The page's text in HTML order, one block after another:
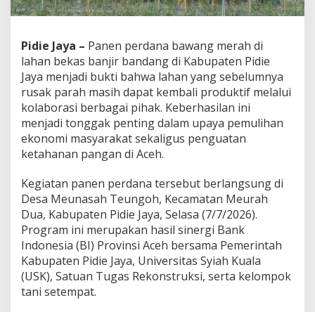
a
n
n
P
d
a
n
a
B
a
a
n
g
M
e
r
a
h
d
Pidie Jaya – Panen perdana bawang merah di
lahan bekas banjir bandang di Kabupaten Pidie
Jaya menjadi bukti bahwa lahan yang sebelumnya
rusak parah masih dapat kembali produktif melalui
kolaborasi berbagai pihak. Keberhasilan ini
menjadi tonggak penting dalam upaya pemulihan
ekonomi masyarakat sekaligus penguatan
ketahanan pangan di Aceh.
Kegiatan panen perdana tersebut berlangsung di
Desa Meunasah Teungoh, Kecamatan Meurah
Dua, Kabupaten Pidie Jaya, Selasa (7/7/2026).
Program ini merupakan hasil sinergi Bank
Indonesia (BI) Provinsi Aceh bersama Pemerintah
Kabupaten Pidie Jaya, Universitas Syiah Kuala
(USK), Satuan Tugas Rekonstruksi, serta kelompok
tani setempat.